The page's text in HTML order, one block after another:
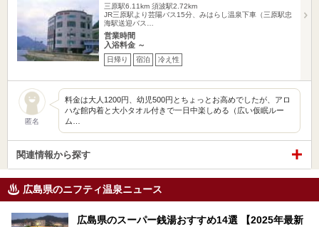
三原駅6.11km 須波駅2.72km
JR三原駅より芸陽バス15分、みはらし温泉下車（三原駅忠
海駅送迎バス…
営業時間
入浴料金 ～
日帰り 宿泊 冷え性
匿名
料金は大人1200円、幼児500円とちょっとお高めでしたが、アロ
ハな館内着と大小タオル付きで一日中楽しめる（広い仮眠ルー
ム…
関連情報から探す
広島県のニフティ温泉ニュース
広島県のスーパー銭湯おすすめ14選 【2025年最新